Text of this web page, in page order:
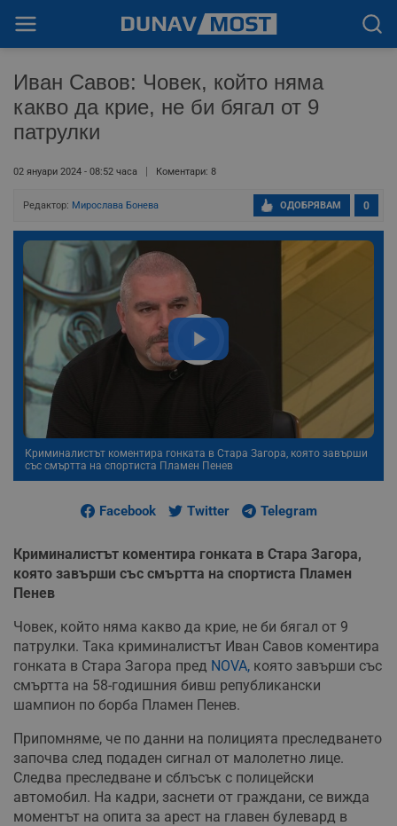
Иван Савов: Човек, който няма
какво да крие, не би бягал от 9
патрулки
02 януари 2024 - 08:52 часа Коментари: 8
Редактор: Мирослава Бонева 0
ОДОБРЯВАМ
Криминалистът коментира гонката в Стара Загора, която завърши
със смъртта на спортиста Пламен Пенев
Facebook Twitter Telegram
Криминалистът коментира гонката в Стара Загора,
която завърши със смъртта на спортиста Пламен
Пенев
Човек, който няма какво да крие, не би бягал от 9
патрулки. Така криминалистът Иван Савов коментира
гонката в Стара Загора пред NOVA, която завърши със
смъртта на 58-годишния бивш републикански
шампион по борба Пламен Пенев.
Припомняме, че по данни на полицията преследването
започва след подаден сигнал от малолетно лице.
Следва преследване и сблъсък с полицейски
автомобил. На кадри, заснети от граждани, се вижда
моментът на опита за арест на главен булевард в